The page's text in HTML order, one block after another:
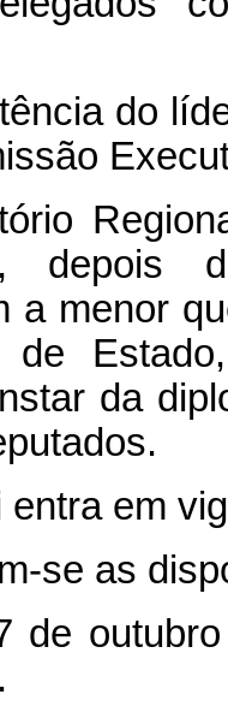
do
depois
a menor
de
da
entra em
se as
de